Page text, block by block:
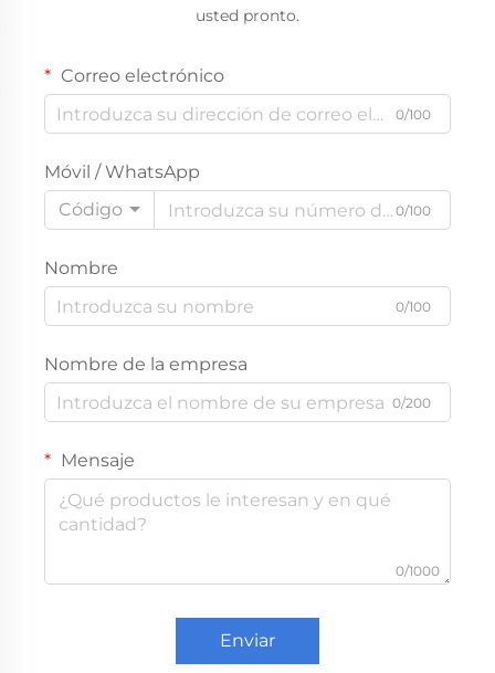
usted pronto.
Correo electrónico
0/100
Móvil / WhatsApp
Código
0/100
Nombre
0/100
Nombre de la empresa
0/200
Mensaje
0/1000
Enviar